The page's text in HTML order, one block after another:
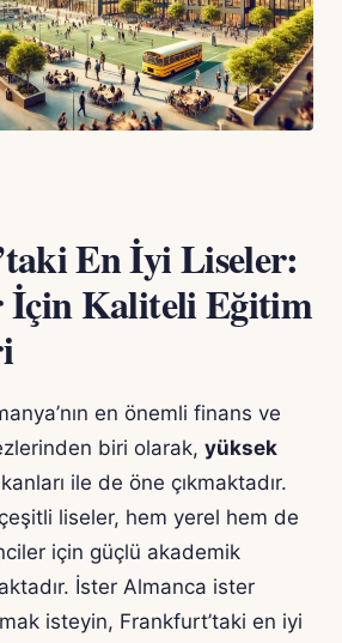
En İyi Liseler:
İçin Kaliteli Eğitim
en önemli finans ve
biri olarak, yüksek
ile de öne çıkmaktadır.
liseler, hem yerel hem de
için güçlü akademik
İster Almanca ister
isteyin, Frankfurt’taki en iyi